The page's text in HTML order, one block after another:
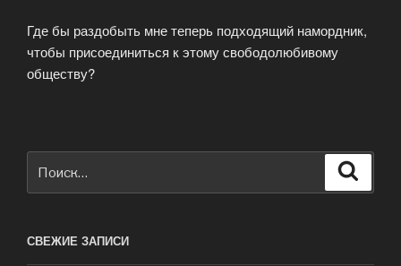
Где бы раздобыть мне теперь подходящий намордник,
чтобы присоединиться к этому свободолюбивому
обществу?
СВЕЖИЕ ЗАПИСИ